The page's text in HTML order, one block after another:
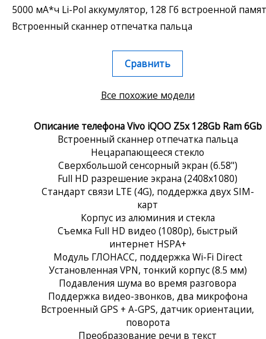
5000 мА*ч Li-Pol аккумулятор, 128 Гб встроенной
Встроенный сканнер отпечатка пальца
Сравнить
Все похожие модели
Описание телефона Vivo iQOO Z5x 128Gb Ram 6Gb
Встроенный сканнер отпечатка пальца
Нецарапающееся стекло
Сверхбольшой сенсорный экран (6.58")
Full HD разрешение экрана (2408x1080)
Стандарт связи LTE (4G), поддержка двух SIM-
карт
Корпус из алюминия и стекла
Съемка Full HD видео (1080p), быстрый
интернет HSPA+
Модуль ГЛОНАСС, поддержка Wi-Fi Direct
Установленная VPN, тонкий корпус (8.5 мм)
Подавления шума во время разговора
Поддержка видео-звонков, два микрофона
Встроенный GPS + A-GPS, датчик ориентации,
поворота
Преобразование речи в текст